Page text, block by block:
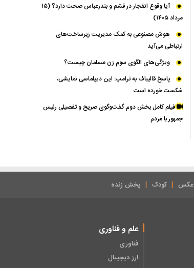
آیا وقوع انفجار در قشم و بندرعباس صحت دارد؟ (۱۵
مرداد ۱۴۰۵)
هوش مصنوعی به کمک مدیریت زیرساخت‌های
ارتباطی می‌آید
ویژگی‌های الگوی سوم زن مسلمان چیست؟
پاسخ قالیباف به ترامپ: این دیپلماسی نمایشی،
شکست خورده است
فیلم کامل بخش دوم گفت‌وگوی صریح و تفصیلی رئیس
جمهور با مردم
عکس کودک پخش زنده
علم و فناوری
فناوری
ارز دیجیتال